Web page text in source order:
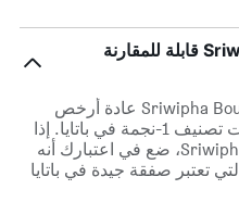
هل الأسعار في Sriwipha Boutique قابلة للمقارنة
تكون الأسعار لكل ليلة في Sriwipha Boutique عادة أرخص
بنسبة 20% عن المعدل لفنادق ذات تصنيف 1-نجمة في باتايا. إذا
كنت تريد الأقامة في Sriwipha Boutique، ضع في اعتبارك أنه
، والتي تعتبر صفقة جيدة في باتايا